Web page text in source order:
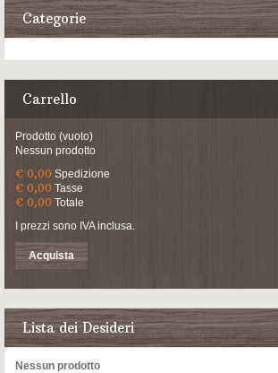
Categorie
Carrello
Prodotto (vuoto)
Nessun prodotto
€ 0,00 Spedizione
€ 0,00 Tasse
€ 0,00 Totale
I prezzi sono IVA inclusa.
Acquista
Lista dei Desideri
Nessun prodotto